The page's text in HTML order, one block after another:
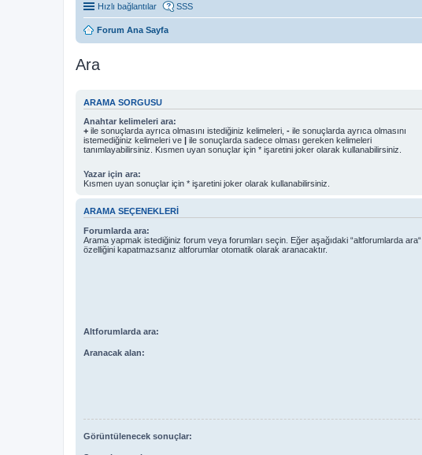
Hızlı bağlantılar SSS
Forum Ana Sayfa
Ara
ARAMA SORGUSU
Anahtar kelimeleri ara:
+ ile sonuçlarda ayrıca olmasını istediğiniz kelimeleri, - ile sonuçlarda ayrıca olmasını
istemediğiniz kelimeleri ve | ile sonuçlarda sadece olması gereken kelimeleri
tanımlayabilirsiniz. Kısmen uyan sonuçlar için * işaretini joker olarak kullanabilirsiniz.
Yazar için ara:
Kısmen uyan sonuçlar için * işaretini joker olarak kullanabilirsiniz.
ARAMA SEÇENEKLERI
Forumlarda ara:
Arama yapmak istediğiniz forum veya forumları seçin. Eğer aşağıdaki “altforumlarda ara“
özelliğini kapatmazsanız altforumlar otomatik olarak aranacaktır.
Altforumlarda ara:
Aranacak alan:
Görüntülenecek sonuçlar: